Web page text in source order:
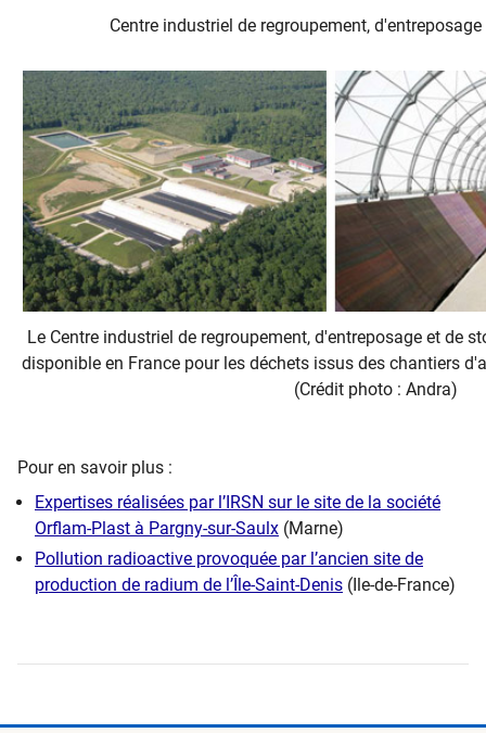
Centre industriel de regroupement,
Le Centre industriel de regroupement, d'entreposage et de
disponible en France pour les déchets issus des chantiers
(Crédit photo : Andra)
Pour en savoir plus :
Expertises réalisées par l’IRSN sur le site de la société
Orflam-Plast à Pargny-sur-Saulx (Marne)
Pollution radioactive provoquée par l’ancien site de
production de radium de l’Île-Saint-Denis (Ile-de-France)